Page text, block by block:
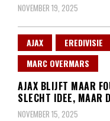
NOVEMBER 19, 2025
AJAX EREDIVISIE
MARC OVERMARS
AJAX BLIJFT MAAR
SLECHT IDEE, MAAR
NOVEMBER 15, 2025